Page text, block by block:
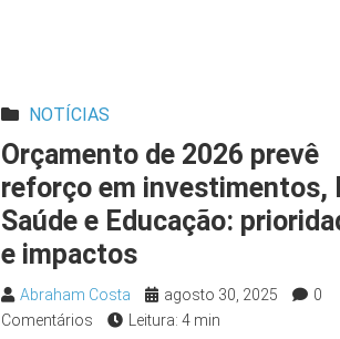
NOTÍCIAS
Orçamento de 2026 prevê
reforço em investimentos,
Saúde e Educação:
e impactos
Abraham Costa agosto 30, 2025
0
Comentários
Leitura: 4 min